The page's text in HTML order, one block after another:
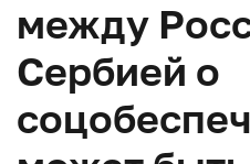
между
Сербией о